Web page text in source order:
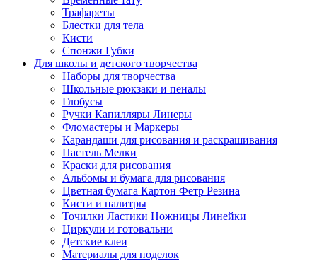
Трафареты
Блестки для тела
Кисти
Спонжи Губки
Для школы и детского творчества
Наборы для творчества
Школьные рюкзаки и пеналы
Глобусы
Ручки Капилляры Линеры
Фломастеры и Маркеры
Карандаши для рисования и раскрашивания
Пастель Мелки
Краски для рисования
Альбомы и бумага для рисования
Цветная бумага Картон Фетр Резина
Кисти и палитры
Точилки Ластики Ножницы Линейки
Циркули и готовальни
Детские клеи
Материалы для поделок